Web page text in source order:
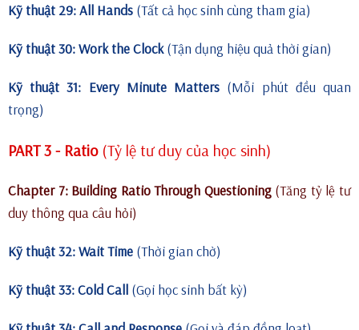
Kỹ thuật 29: All Hands (Tất cả học sinh cùng tham gia)
Kỹ thuật 30: Work the Clock(Tận dụng hiệu quả thời gian)
Kỹ thuật 31: Every Minute Matters (Mỗi phút đều quan
trọng)
PART 3 - Ratio(Tỷ lệ tư duy của học sinh)
Chapter 7: Building Ratio Through Questioning(Tăng tỷ lệ tư
duy thông qua câu hỏi)
Kỹ thuật 32: Wait Time (Thời gian chờ)
Kỹ thuật 33: Cold Call (Gọi học sinh bất kỳ)